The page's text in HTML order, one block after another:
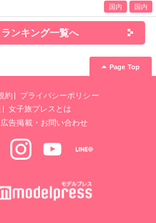
国内 国内
ンキング一覧へ
Page Top
約
プライバシーポリシー
女子旅プレスとは
告掲載・お問い合わせ